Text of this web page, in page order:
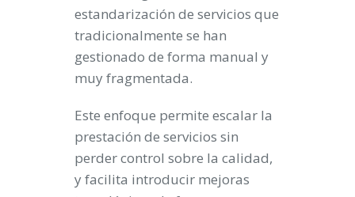
estandarización de servicios que
tradicionalmente se han
gestionado de forma manual y
muy fragmentada.
Este enfoque permite escalar la
prestación de servicios sin
perder control sobre la calidad,
y facilita introducir mejoras